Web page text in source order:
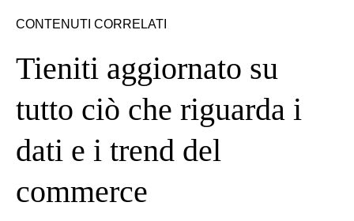
CONTENUTI CORRELATI
Tieniti aggiornato su
tutto ciò che riguarda i
dati e i trend del
commerce